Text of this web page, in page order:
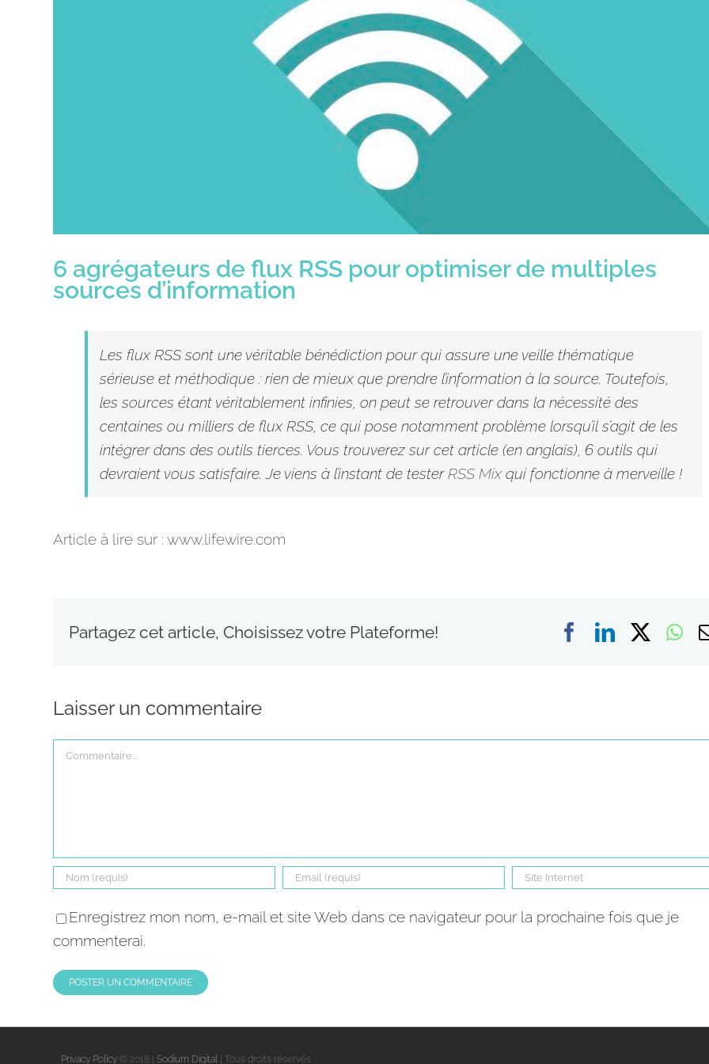
6 agrégateurs de flux RSS pour optimiser de multiples
sources d’information
Les flux RSS sont une véritable bénédiction pour qui assure une veille thématique
sérieuse et méthodique : rien de mieux que prendre l’information à la source. Toutefois,
les sources étant véritablement infinies, on peut se retrouver dans la nécessité des
centaines ou milliers de flux RSS , ce qui pose notamment problème lorsqu’il s’agit de les
intégrer dans des outils tierces. Vous trouverez sur cetarticle (en anglais), 6 outils qui
devraient vous satisfaire. Je viens à l’instant de tester RSS Mix qui fonctionne à merveille !
Article à lire sur : www.lifewire.com
Partagez cet article, Choisissez votre Plateforme! Facebook
LinkedIn
Laisser un commentaire
Commentaire
Enregistrez mon nom, e-mail et site Web dans ce navigateur pour la prochaine fois que je
commenterai.
Privacy Policy © 2018 |Sodium Digital | Tous droits réservés